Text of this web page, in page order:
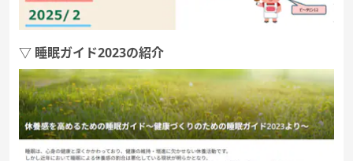
▽ 睡眠ガイド2023の紹介